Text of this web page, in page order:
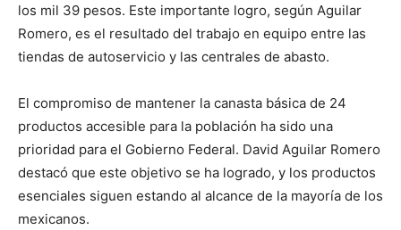
los mil 39 pesos. Este importante logro, según Aguilar
Romero, es el resultado del trabajo en equipo entre las
tiendas de autoservicio y las centrales de abasto.
El compromiso de mantener la canasta básica de 24
productos accesible para la población ha sido una
prioridad para el Gobierno Federal. David Aguilar Romero
destacó que este objetivo se ha logrado, y los productos
esenciales siguen estando al alcance de la mayoría de los
mexicanos.